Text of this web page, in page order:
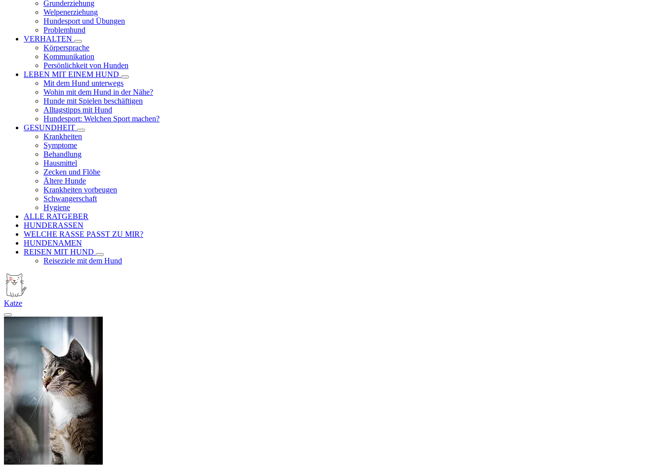
Grunderziehung
Welpenerziehung
Hundesport und Übungen
Problemhund
VERHALTEN
Körpersprache
Kommunikation
Persönlichkeit von Hunden
LEBEN MIT EINEM HUND
Mit dem Hund unterwegs
Wohin mit dem Hund in der Nähe?
Hunde mit Spielen beschäftigen
Alltagstipps mit Hund
Hundesport: Welchen Sport machen?
GESUNDHEIT
Krankheiten
Symptome
Behandlung
Hausmittel
Zecken und Flöhe
Ältere Hunde
Krankheiten vorbeugen
Schwangerschaft
Hygiene
ALLE RATGEBER
HUNDERASSEN
WELCHE RASSE PASST ZU MIR?
HUNDENAMEN
REISEN MIT HUND
Reiseziele mit dem Hund
Katze